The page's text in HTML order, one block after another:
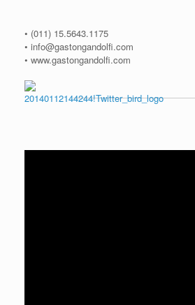
• (011) 15.5643.1175
• info@gastongandolfi.com
• www.gastongandolfi.com